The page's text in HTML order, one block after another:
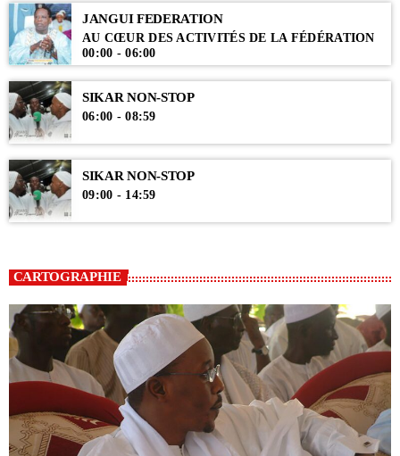
JANGUI FEDERATION
AU CŒUR DES ACTIVITÉS DE LA FÉDÉRATION
00:00 - 06:00
SIKAR NON-STOP
06:00 - 08:59
SIKAR NON-STOP
09:00 - 14:59
CARTOGRAPHIE